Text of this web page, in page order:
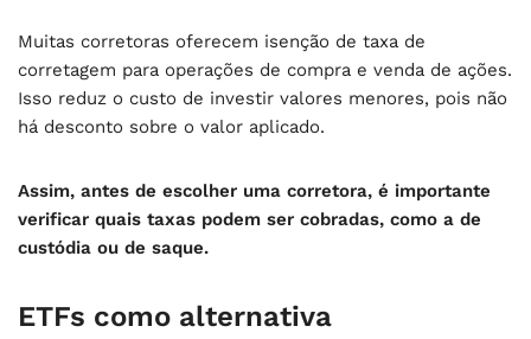
Muitas corretoras oferecem isenção de taxa de
corretagem para operações de compra e venda de ações.
Isso reduz o custo de investir valores menores, pois não
há desconto sobre o valor aplicado.
Assim, antes de escolher uma corretora, é importante
verificar quais taxas podem ser cobradas, como a de
custódia ou de saque.
ETFs como alternativa